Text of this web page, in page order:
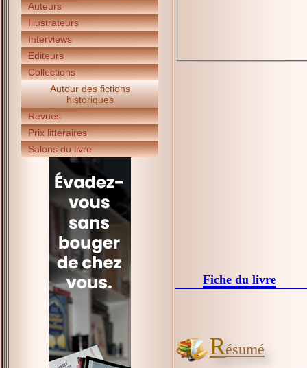
Auteurs
Illustrateurs
Interviews
Editeurs
Collections
Autour des fictions
historiques
Revues
Prix littéraires
Salons du livre
Fiche du livre
Résumé